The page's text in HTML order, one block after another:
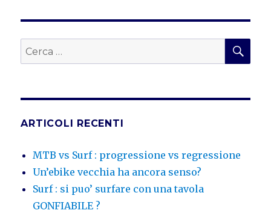
Cerca:
ARTICOLI RECENTI
MTB vs Surf : progressione vs regressione
Un’ebike vecchia ha ancora senso?
Surf : si puo’ surfare con una tavola
GONFIABILE ?